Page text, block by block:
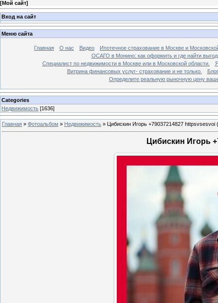
[Мой сайт]
Вход на сайт
Меню сайта
Главная О нас Видео
Ипотечное страхование в Москве и
ОСАГО в Монино: как оформить и где найти
Специалист по недвижимости в Москве или в Московской области.
Витрина финансовых услуг- страхование и не только.
Блог
Определите реальную рыночную цену
Categories
Недвижимость [1636]
Главная » Фотоальбом » Недвижимость » Цибискин Игорь +79037214827 httpsvsesvoi
Цибискин Игорь